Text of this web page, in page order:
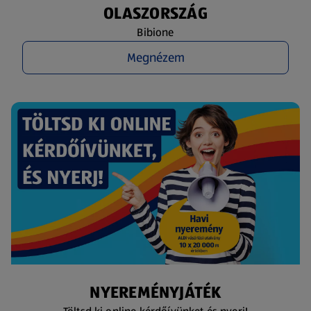
OLASZORSZÁG
Bibione
Megnézem
NYEREMÉNYJÁTÉK